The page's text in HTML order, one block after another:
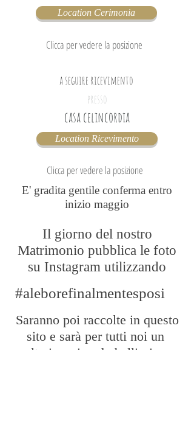
Location Cerimonia
Clicca per vedere la posizione
a seguire ricevimento
presso
casa celincordia
Location Ricevimento
Clicca per vedere la posizione
E' gradita gentile conferma entro
inizio maggio
Il giorno del nostro
Matrimonio pubblica le foto
su Instagram utilizzando
#aleborefinalmentesposi
Saranno poi raccolte in questo
sito e sarà per tutti noi un
ulteriore ricordo bellissimo